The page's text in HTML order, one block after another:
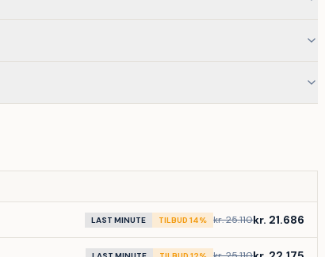
LAST MINUTE TILBUD 14% kr. 25.110kr. 21.686